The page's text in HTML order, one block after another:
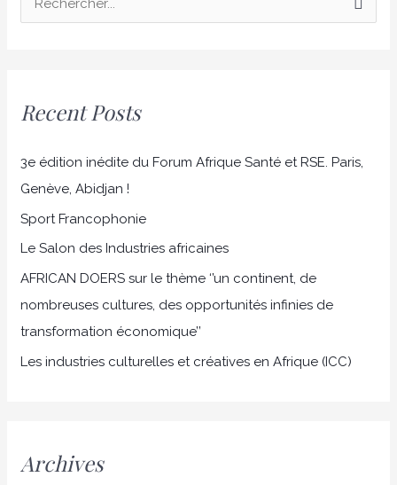
e
c
h
e
r
:
Recent Posts
3e édition inédite du Forum Afrique Santé et RSE. Paris,
Genève, Abidjan !
Sport Francophonie
Le Salon des Industries africaines
AFRICAN DOERS sur le thème ‘’un continent, de
nombreuses cultures, des opportunités infinies de
transformation économique’’
Les industries culturelles et créatives en Afrique (ICC)
Archives